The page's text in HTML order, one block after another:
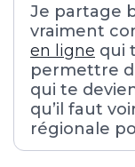
Je partage
vraiment
en ligne qui
permettre
qui te
qu’il faut
régionale